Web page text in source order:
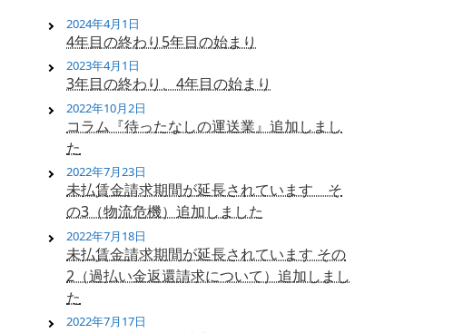
4年目の終わり5年目の始まり
2024年4月1日
3年目の終わり、4年目の始まり
2023年4月1日
コラム『待ったなしの運送業』追加しまし
た
2022年10月2日
未払賃金請求期間が延長されています そ
の3（物流危機）追加しました
2022年7月23日
未払賃金請求期間が延長されています その
2（過払い金返還請求について）追加しまし
た
2022年7月18日
2022年7月17日